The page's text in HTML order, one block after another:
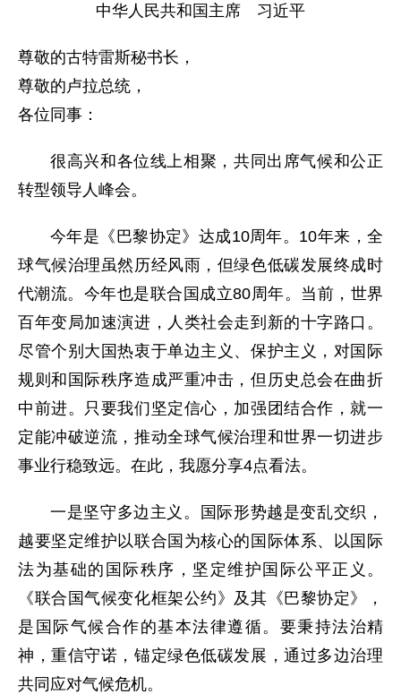
中华人民共和国主席 习近平
尊敬的古特雷斯秘书长，
尊敬的卢拉总统，
各位同事：
很高兴和各位线上相聚，共同出席气候和公正
转型领导人峰会。
今年是《巴黎协定》达成10周年。10年来，全
球气候治理虽然历经风雨，但绿色低碳发展终成时
代潮流。今年也是联合国成立80周年。当前，世界
百年变局加速演进，人类社会走到新的十字路口。
尽管个别大国热衷于单边主义、保护主义，对国际
规则和国际秩序造成严重冲击，但历史总会在曲折
中前进。只要我们坚定信心，加强团结合作，就一
定能冲破逆流，推动全球气候治理和世界一切进步
事业行稳致远。在此，我愿分享4点看法。
一是坚守多边主义。国际形势越是变乱交织，
越要坚定维护以联合国为核心的国际体系、以国际
法为基础的国际秩序，坚定维护国际公平正义。
《联合国气候变化框架公约》及其《巴黎协定》，
是国际气候合作的基本法律遵循。要秉持法治精
神，重信守诺，锚定绿色低碳发展，通过多边治理
共同应对气候危机。